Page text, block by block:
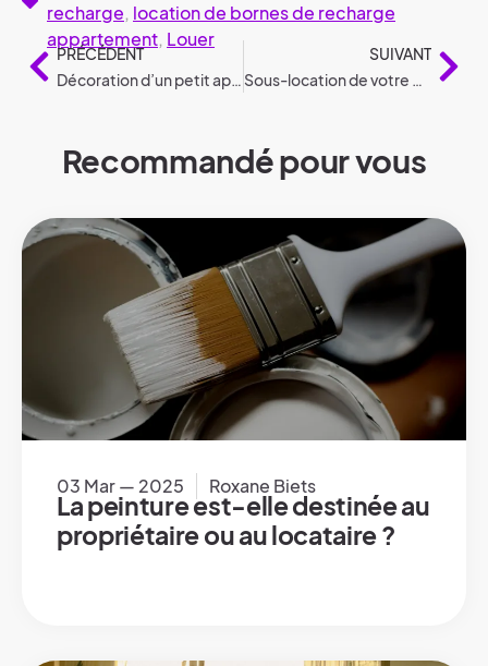
recharge, location de bornes de recharge
appartement, Louer
PRÉCÉDENT
Décoration d’un petit appartement : 8 conseils
SUIVANT
Sous-location de votre maison ou appartement conformément à la législation
Recommandé pour vous
03 Mar — 2025 Roxane Biets
La peinture est-elle destinée au
propriétaire ou au locataire ?